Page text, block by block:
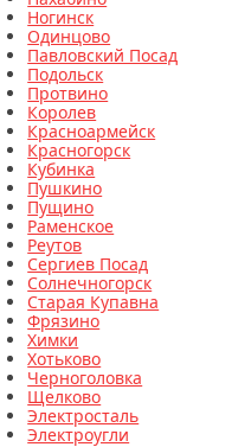
Ногинск
Одинцово
Павловский Посад
Подольск
Протвино
Королев
Красноармейск
Красногорск
Кубинка
Пушкино
Пущино
Раменское
Реутов
Сергиев Посад
Солнечногорск
Старая Купавна
Фрязино
Химки
Хотьково
Черноголовка
Щелково
Электросталь
Электроугли